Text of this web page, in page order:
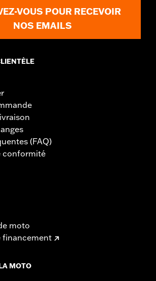
VOUS POUR RECEVOIR
NOS EMAILS
(FAQ)
conformité
moto
financement
MOTO